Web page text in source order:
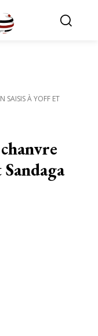
SAISIS À YOFF ET